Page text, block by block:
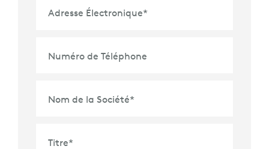
Adresse Électronique*
Numéro de Téléphone
Nom de la Société*
Titre*